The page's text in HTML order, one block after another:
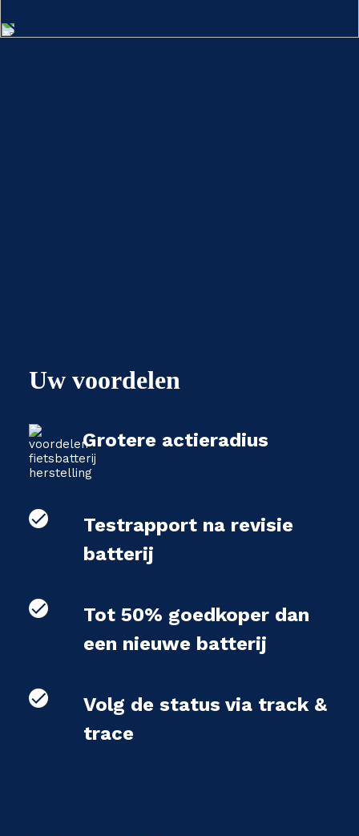
Uw voordelen
Grotere actieradius
Testrapport na revisie
batterij
Tot 50% goedkoper dan
een nieuwe batterij
Volg de status via track &
trace